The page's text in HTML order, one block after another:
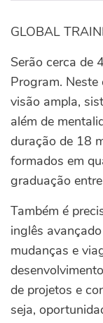
GLOBAL
Serão cerca de
Program.
visão ampla,
além de
duração de 18
formados em
graduação
Também é
inglês
mudanças e
de projetos e
seja,